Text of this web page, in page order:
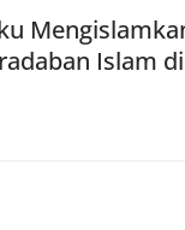
Islam